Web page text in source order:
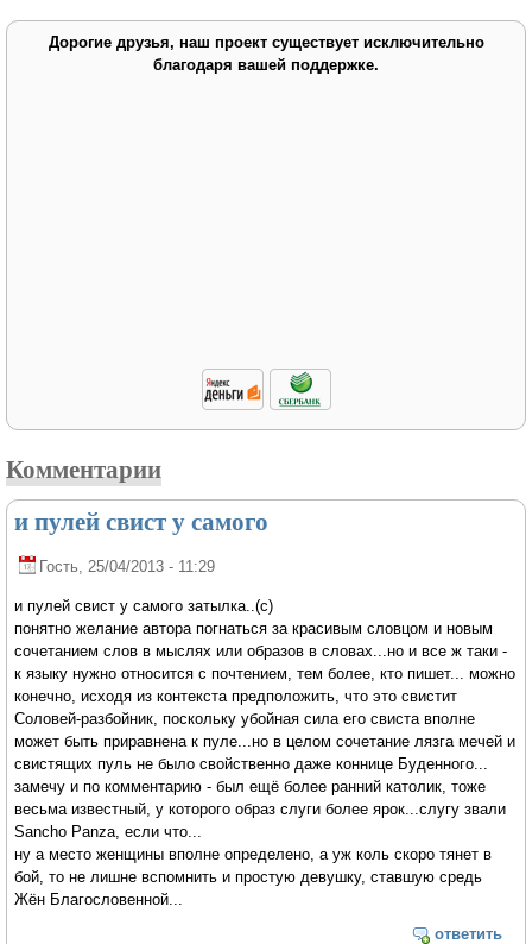
Дорогие друзья, наш проект существует исключительно
благодаря вашей поддержке.
Комментарии
и пулей свист у самого
Гость, 25/04/2013 - 11:29
и пулей свист у самого затылка..(с)
понятно желание автора погнаться за красивым словцом и новым
сочетанием слов в мыслях или образов в словах...но и все ж таки -
к языку нужно относится с почтением, тем более, кто пишет... можно
конечно, исходя из контекста предположить, что это свистит
Соловей-разбойник, поскольку убойная сила его свиста вполне
может быть приравнена к пуле...но в целом сочетание лязга мечей и
свистящих пуль не было свойственно даже коннице Буденного...
замечу и по комментарию - был ещё более ранний католик, тоже
весьма известный, у которого образ слуги более ярок...слугу звали
Sancho Panza, если что...
ну а место женщины вполне определено, а уж коль скоро тянет в
бой, то не лишне вспомнить и простую девушку, ставшую средь
Жён Благословенной...
ответить